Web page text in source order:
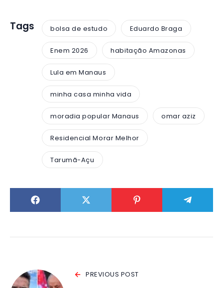
Tags bolsa de estudo Eduardo Braga
Enem 2026 habitação Amazonas
Lula em Manaus
minha casa minha vida
moradia popular Manaus omar aziz
Residencial Morar Melhor
Tarumã-Açu
PREVIOUS POST